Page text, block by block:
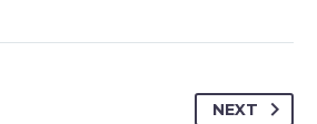
NEXT